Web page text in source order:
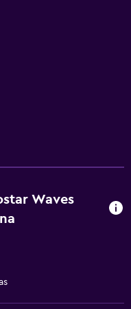
Waves